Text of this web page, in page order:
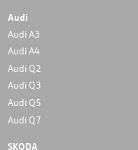
Audi
Audi A3
Audi A4
Audi Q2
Audi Q3
Audi Q5
Audi Q7
SKODA